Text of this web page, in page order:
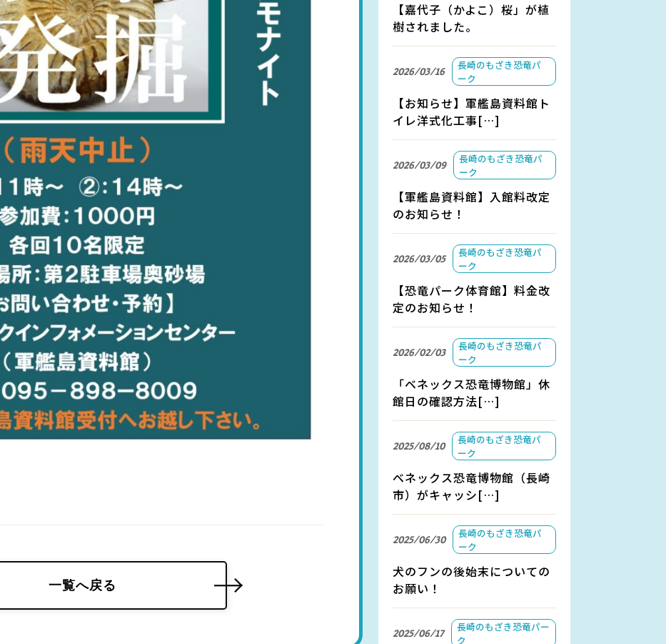
一覧へ戻る
【嘉代子（かよこ）桜」が植
樹されました。
2026/03/16
長崎のもざき恐竜パ
ーク
【お知らせ】軍艦島資料館ト
イレ洋式化工事[…]
2026/03/09
長崎のもざき恐竜パ
ーク
【軍艦島資料館】入館料改定
のお知らせ！
2026/03/05
長崎のもざき恐竜パ
ーク
【恐竜パーク体育館】料金改
定のお知らせ！
2026/02/03
長崎のもざき恐竜パ
ーク
「ベネックス恐竜博物館」休
館日の確認方法[…]
2025/08/10
長崎のもざき恐竜パ
ーク
ベネックス恐竜博物館（長崎
市）がキャッシ[…]
2025/06/30
長崎のもざき恐竜パ
ーク
犬のフンの後始末についての
お願い！
2025/06/17
長崎のもざき恐竜パー
ク